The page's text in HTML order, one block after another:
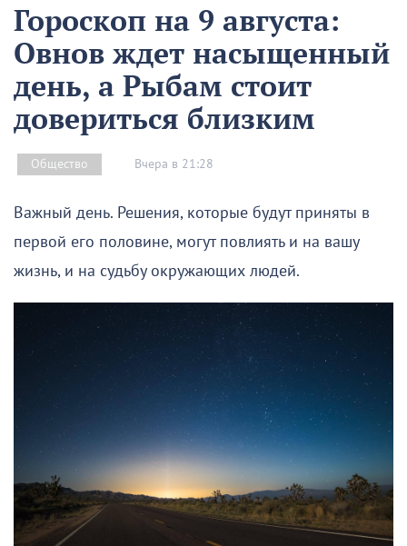
Гороскоп на 9 августа:
Овнов ждет насыщенный
день, а Рыбам стоит
довериться близким
Общество Вчера в 21:28
Важный день. Решения, которые будут приняты в
первой его половине, могут повлиять и на вашу
жизнь, и на судьбу окружающих людей.